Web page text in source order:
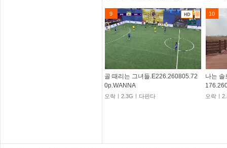
9
골 때리는 그녀들.E226.260805.72
0p.WANNA
오락ㅣ2.3Gㅣ다판다
10
나는 솔
오락ㅣ